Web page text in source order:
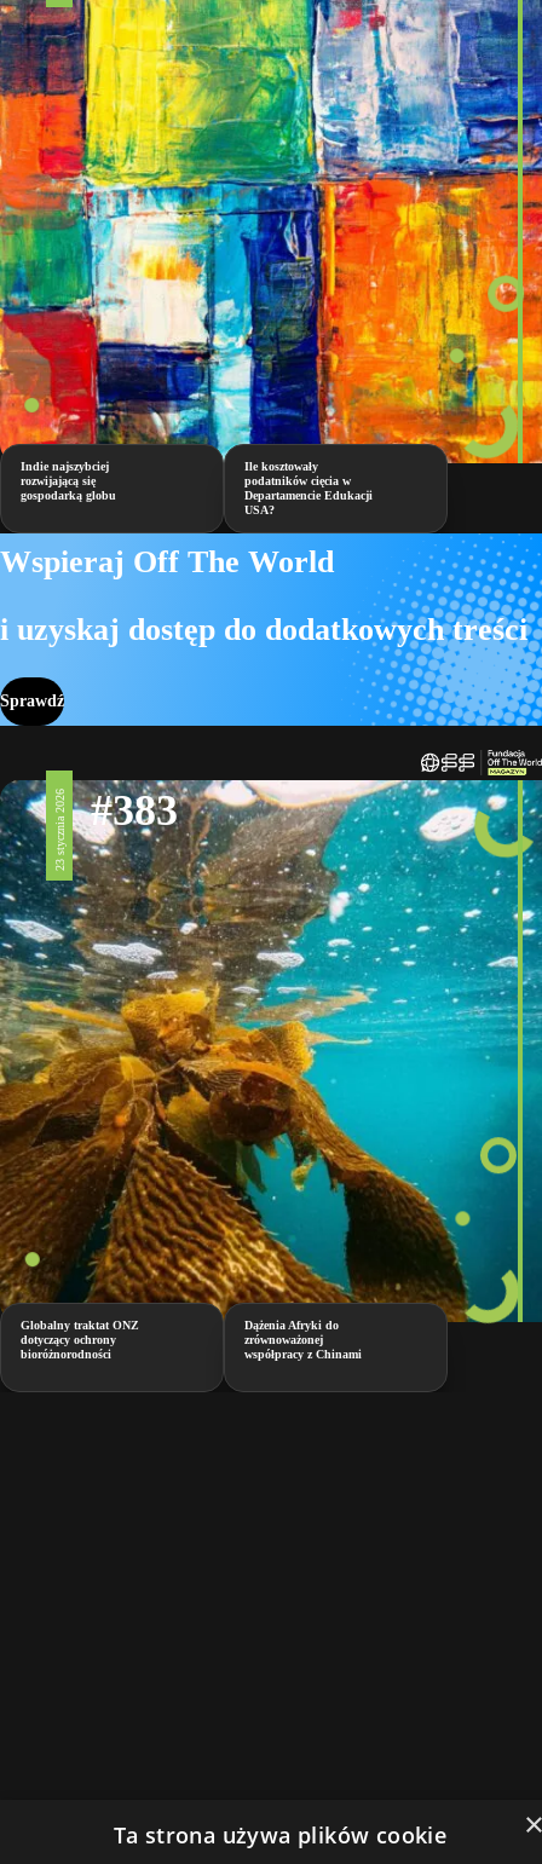
Indie najszybciej
rozwijającą się
gospodarką globu
Ile kosztowały
podatników cięcia w
Departamencie Edukacji
USA?
Wspieraj Off The World
i uzyskaj dostęp do dodatkowych treści
Sprawdź
23 stycznia 2026 #383
Globalny traktat ONZ
dotyczący ochrony
bioróżnorodności
Dążenia Afryki do
zrównoważonej
współpracy z Chinami
Ta strona używa plików cookie